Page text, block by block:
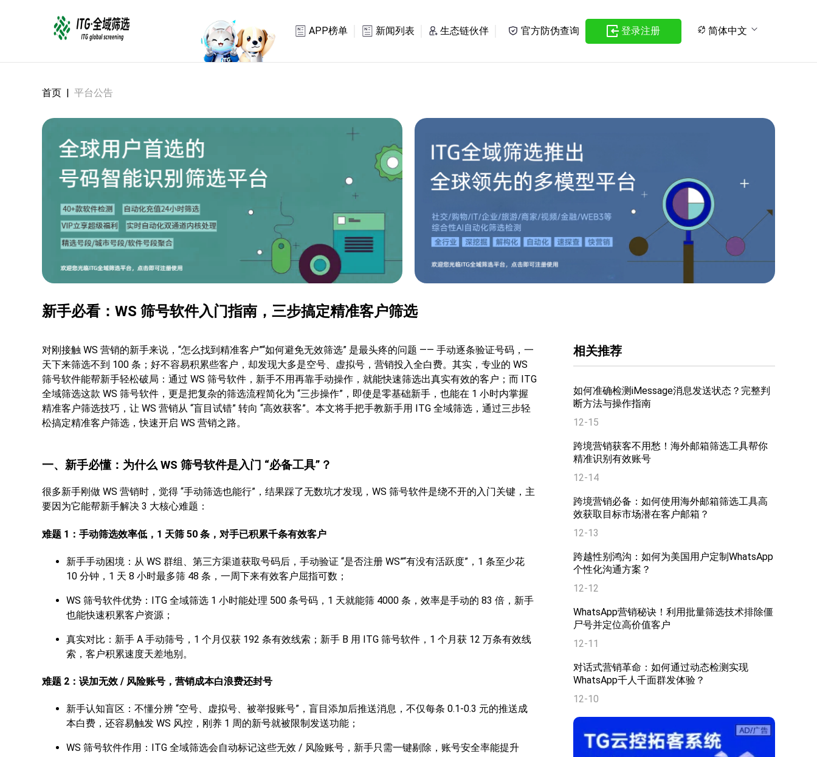
APP榜单 新闻列表 生态链伙伴 官方防伪查询 登录注册 简体中文
首页 | 平台公告
新手必看：WS 筛号软件入门指南，三步搞定精准客户筛选
对刚接触 WS 营销的新手来说，“怎么找到精准客户”“如何避免无效筛选” 是最头疼的问题 —— 手动逐条验证号码，一
天下来筛选不到 100 条；好不容易积累些客户，却发现大多是空号、虚拟号，营销投入全白费。其实，专业的 WS
筛号软件能帮新手轻松破局：通过 WS 筛号软件，新手不用再靠手动操作，就能快速筛选出真实有效的客户；而 ITG
全域筛选这款 WS 筛号软件，更是把复杂的筛选流程简化为 “三步操作”，即使是零基础新手，也能在 1 小时内掌握
精准客户筛选技巧，让 WS 营销从 “盲目试错” 转向 “高效获客”。本文将手把手教新手用 ITG 全域筛选，通过三步轻
松搞定精准客户筛选，快速开启 WS 营销之路。
一、新手必懂：为什么 WS 筛号软件是入门 “必备工具”？
很多新手刚做 WS 营销时，觉得 “手动筛选也能行”，结果踩了无数坑才发现，WS 筛号软件是绕不开的入门关键，主
要因为它能帮新手解决 3 大核心难题：
难题 1：手动筛选效率低，1 天筛 50 条，对手已积累千条有效客户
新手手动困境：从 WS 群组、第三方渠道获取号码后，手动验证 “是否注册 WS”“有没有活跃度”，1 条至少花
10 分钟，1 天 8 小时最多筛 48 条，一周下来有效客户屈指可数；
WS 筛号软件优势：ITG 全域筛选 1 小时能处理 500 条号码，1 天就能筛 4000 条，效率是手动的 83 倍，新手
也能快速积累客户资源；
真实对比：新手 A 手动筛号，1 个月仅获 192 条有效线索；新手 B 用 ITG 筛号软件，1 个月获 12 万条有效线
索，客户积累速度天差地别。
难题 2：误加无效 / 风险账号，营销成本白浪费还封号
新手认知盲区：不懂分辨 “空号、虚拟号、被举报账号”，盲目添加后推送消息，不仅每条 0.1-0.3 元的推送成
本白费，还容易触发 WS 风控，刚养 1 周的新号就被限制发送功能；
WS 筛号软件作用：ITG 全域筛选会自动标记这些无效 / 风险账号，新手只需一键剔除，账号安全率能提升
相关推荐
如何准确检测iMessage消息发送状态？完整判
断方法与操作指南
12-15
跨境营销获客不用愁！海外邮箱筛选工具帮你
精准识别有效账号
12-14
跨境营销必备：如何使用海外邮箱筛选工具高
效获取目标市场潜在客户邮箱？
12-13
跨越性别鸿沟：如何为美国用户定制WhatsApp
个性化沟通方案？
12-12
WhatsApp营销秘诀！利用批量筛选技术排除僵
尸号并定位高价值客户
12-11
对话式营销革命：如何通过动态检测实现
WhatsApp千人千面群发体验？
12-10